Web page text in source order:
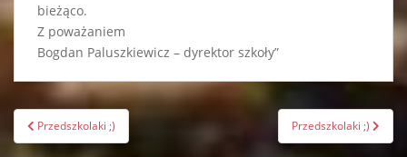
bieżąco.
Z poważaniem
Bogdan Paluszkiewicz – dyrektor szkoły”
Nawigacja
wpisu
Przedszkolaki ;) Przedszkolaki ;)